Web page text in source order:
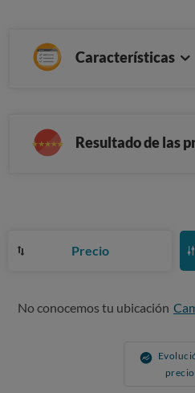
Características
Resultado de las
Precio
No conocemos tu ubicación
precio